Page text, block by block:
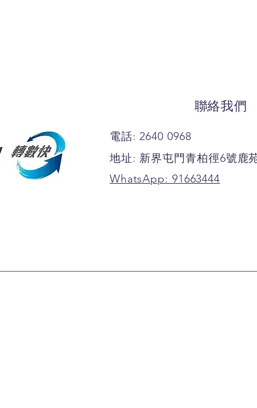
聯絡我們
電話: 2640 0968
地址: 新界屯門青柏徑6號鹿
WhatsApp: 91663444